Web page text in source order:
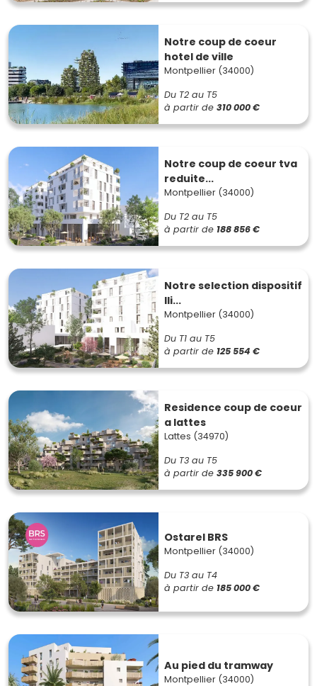
Notre coup de coeur
hotel de ville
Montpellier (34000)
Du T2 au T5
à partir de 310 000 €
Notre coup de coeur tva
reduite...
Montpellier (34000)
Du T2 au T5
à partir de 188 856 €
Notre selection dispositif
lli...
Montpellier (34000)
Du T1 au T5
à partir de 125 554 €
Residence coup de coeur
a lattes
Lattes (34970)
Du T3 au T5
à partir de 335 900 €
Ostarel BRS
Montpellier (34000)
Du T3 au T4
à partir de 185 000 €
Au pied du tramway
Montpellier (34000)